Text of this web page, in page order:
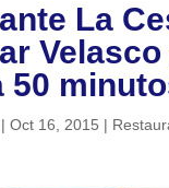
La
50
Oct 16, 2015 |